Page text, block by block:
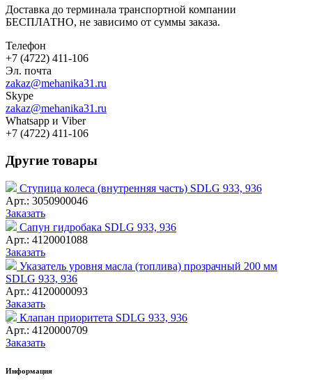
Доставка до терминала транспортной компании
БЕСПЛАТНО, не зависимо от суммы заказа.
Телефон
+7 (4722) 411-106
Эл. почта
zakaz@mehanika31.ru
Skype
zakaz@mehanika31.ru
Whatsapp и Viber
+7 (4722) 411-106
Другие товары
Ступица колеса (внутренняя часть) SDLG 933, 936
Арт.: 3050900046
Заказать
Сапун гидробака SDLG 933, 936
Арт.: 4120001088
Заказать
Указатель уровня масла (топлива) прозрачный 200 мм
SDLG 933, 936
Арт.: 4120000093
Заказать
Клапан приоритета SDLG 933, 936
Арт.: 4120000709
Заказать
Информация